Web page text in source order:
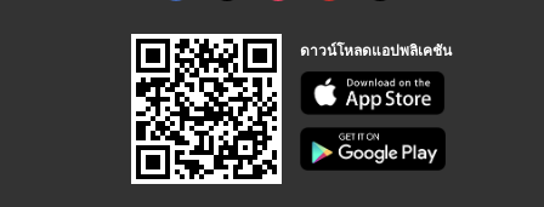
ดาวน์โหลดแอปพลิเคชัน